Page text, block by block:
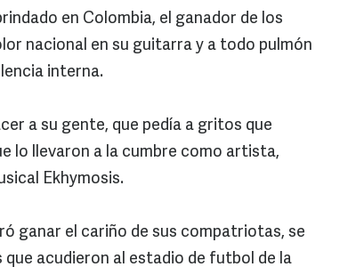
en Colombia, el ganador de los
nacional en su guitarra y a todo pulmón
interna.
a su gente, que pedía a gritos que
lo llevaron a la cumbre como artista,
Ekhymosis.
ganar el cariño de sus compatriotas, se
acudieron al estadio de futbol de la